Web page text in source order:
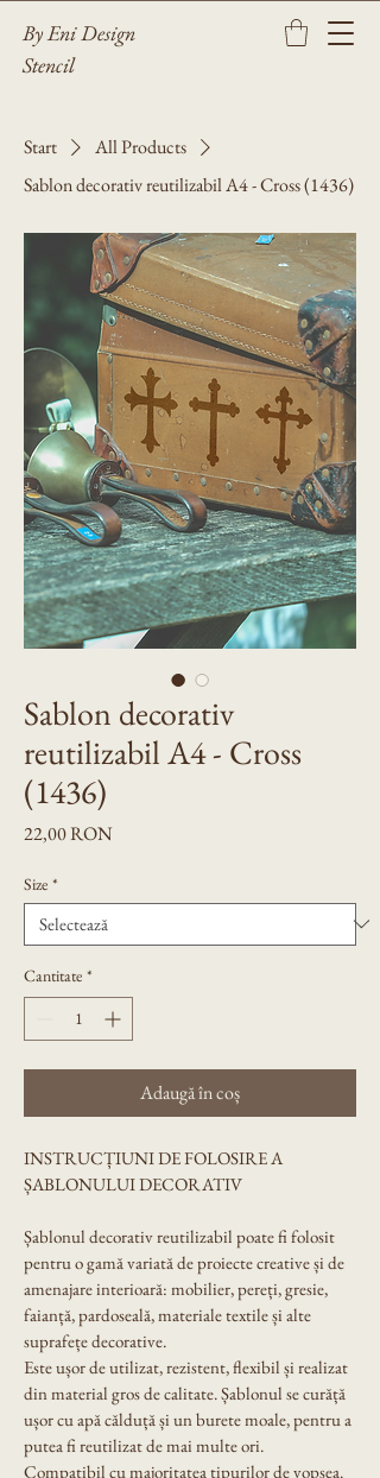
By Eni Design
Stencil
Start
All Products
Sablon decorativ reutilizabil A4 - Cross (1436)
Sablon decorativ
reutilizabil A4 - Cross
(1436)
22,00 RONPreț
Size *
Cantitate *
Adaugă în coș
INSTRUCȚIUNI DE FOLOSIRE A
ȘABLONULUI DECORATIV
Șablonul decorativ reutilizabil poate fi folosit
pentru o gamă variată de proiecte creative și de
amenajare interioară: mobilier, pereți, gresie,
faianță, pardoseală, materiale textile și alte
suprafețe decorative.
Este ușor de utilizat, rezistent, flexibil și realizat
din material gros de calitate. Șablonul se curăță
ușor cu apă călduță și un burete moale, pentru a
putea fi reutilizat de mai multe ori.
Compatibil cu majoritatea tipurilor de vopsea.